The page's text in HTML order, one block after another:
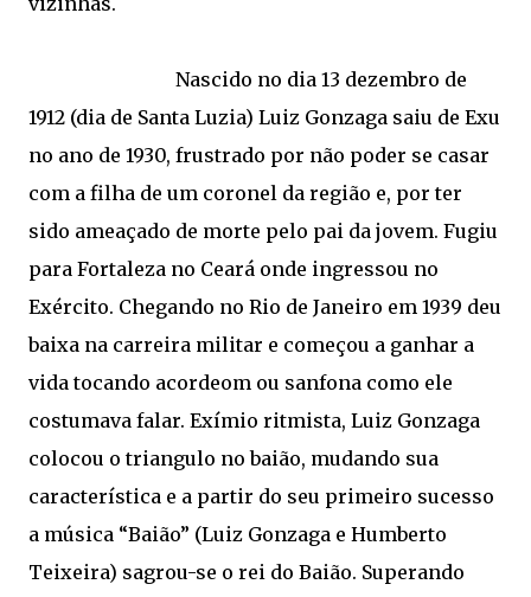
Nascido no dia 13 dezembro de
1912 (dia de Santa Luzia) Luiz Gonzaga saiu de Exu
no ano de 1930, frustrado por não poder se casar
com a filha de um coronel da região e, por ter
sido ameaçado de morte pelo pai da jovem. Fugiu
para Fortaleza no Ceará onde ingressou no
Exército. Chegando no Rio de Janeiro em 1939 deu
baixa na carreira militar e começou a ganhar a
vida tocando acordeom ou sanfona como ele
costumava falar. Exímio ritmista, Luiz Gonzaga
colocou o triangulo no baião, mudando sua
característica e a partir do seu primeiro sucesso
a música “Baião” (Luiz Gonzaga e Humberto
Teixeira) sagrou-se o rei do Baião. Superando